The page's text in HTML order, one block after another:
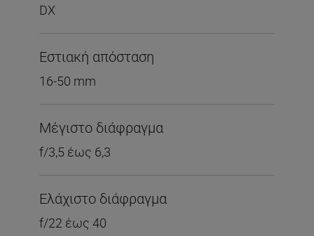
DX
Εστιακή απόσταση
16-50 mm
Μέγιστο διάφραγμα
f/3,5 έως 6,3
Ελάχιστο διάφραγμα
f/22 έως 40